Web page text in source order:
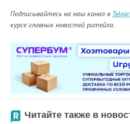
Подписывайтесь на наш канал в
курсе главных новостей ритейла.
Читайте также в